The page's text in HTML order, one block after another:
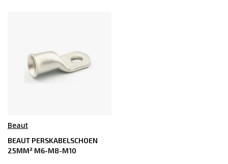
Beaut
BEAUT PERSKABELSCHOEN
25MM² M6-M8-M10